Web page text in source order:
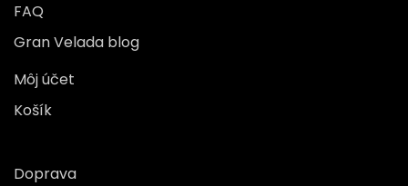
FAQ
Gran Velada blog
Môj účet
Košík
Doprava